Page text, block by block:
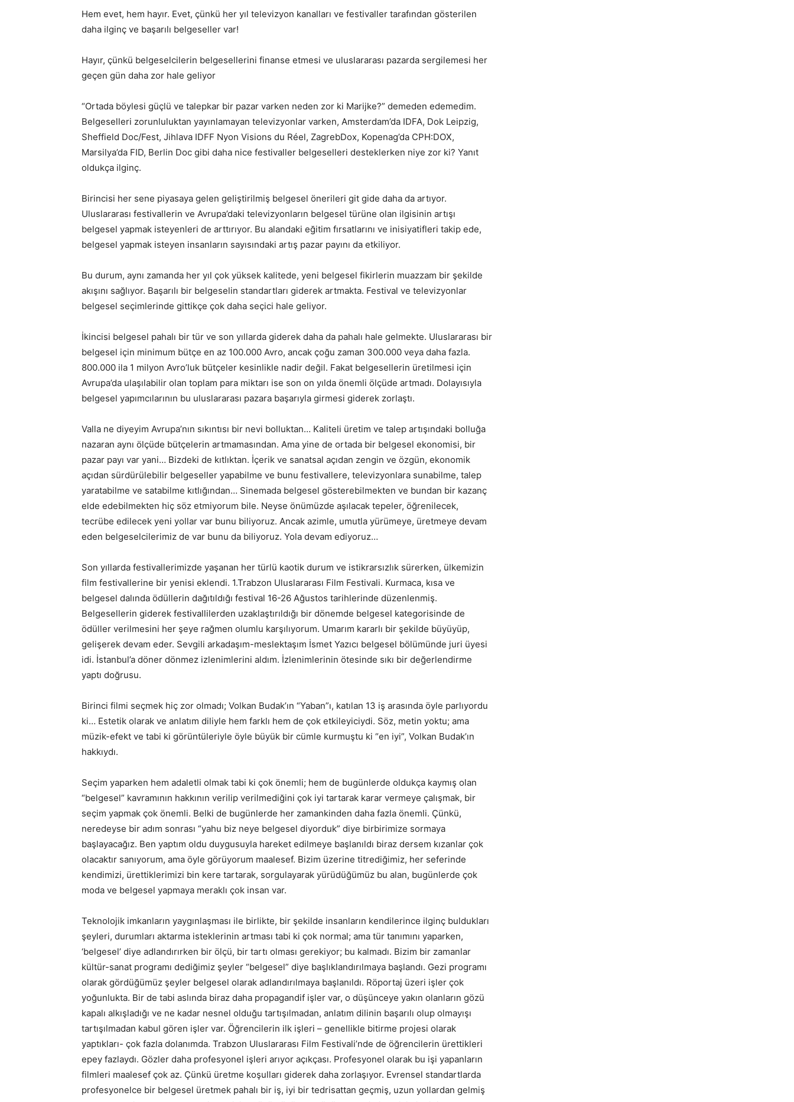
Hem evet, hem hayır. Evet, çünkü her yıl televizyon kanalları ve festivaller tarafından gösterilen
daha ilginç ve başarılı belgeseller var!
Hayır, çünkü belgeselcilerin belgesellerini finanse etmesi ve uluslararası pazarda sergilemesi her
geçen gün daha zor hale geliyor
“Ortada böylesi güçlü ve talepkar bir pazar varken neden zor ki Marijke?” demeden edemedim.
Belgeselleri zorunluluktan yayınlamayan televizyonlar varken, Amsterdam’da IDFA, Dok Leipzig,
Sheffield Doc/Fest, Jihlava IDFF Nyon Visions du Réel, ZagrebDox, Kopenag’da CPH:DOX,
Marsilya’da FID, Berlin Doc gibi daha nice festivaller belgeselleri desteklerken niye zor ki? Yanıt
oldukça ilginç.
Birincisi her sene piyasaya gelen geliştirilmiş belgesel önerileri git gide daha da artıyor.
Uluslararası festivallerin ve Avrupa’daki televizyonların belgesel türüne olan ilgisinin artışı
belgesel yapmak isteyenleri de arttırıyor. Bu alandaki eğitim fırsatlarını ve inisiyatifleri takip ede,
belgesel yapmak isteyen insanların sayısındaki artış pazar payını da etkiliyor.
Bu durum, aynı zamanda her yıl çok yüksek kalitede, yeni belgesel fikirlerin muazzam bir şekilde
akışını sağlıyor. Başarılı bir belgeselin standartları giderek artmakta. Festival ve televizyonlar
belgesel seçimlerinde gittikçe çok daha seçici hale geliyor.
İkincisi belgesel pahalı bir tür ve son yıllarda giderek daha da pahalı hale gelmekte. Uluslararası bir
belgesel için minimum bütçe en az 100.000 Avro, ancak çoğu zaman 300.000 veya daha fazla.
800.000 ila 1 milyon Avro’luk bütçeler kesinlikle nadir değil. Fakat belgesellerin üretilmesi için
Avrupa’da ulaşılabilir olan toplam para miktarı ise son on yılda önemli ölçüde artmadı. Dolayısıyla
belgesel yapımcılarının bu uluslararası pazara başarıyla girmesi giderek zorlaştı.
Valla ne diyeyim Avrupa’nın sıkıntısı bir nevi bolluktan… Kaliteli üretim ve talep artışındaki bolluğa
nazaran aynı ölçüde bütçelerin artmamasından. Ama yine de ortada bir belgesel ekonomisi, bir
pazar payı var yani… Bizdeki de kıtlıktan. İçerik ve sanatsal açıdan zengin ve özgün, ekonomik
açıdan sürdürülebilir belgeseller yapabilme ve bunu festivallere, televizyonlara sunabilme, talep
yaratabilme ve satabilme kıtlığından… Sinemada belgesel gösterebilmekten ve bundan bir kazanç
elde edebilmekten hiç söz etmiyorum bile. Neyse önümüzde aşılacak tepeler, öğrenilecek,
tecrübe edilecek yeni yollar var bunu biliyoruz. Ancak azimle, umutla yürümeye, üretmeye devam
eden belgeselcilerimiz de var bunu da biliyoruz. Yola devam ediyoruz…
Son yıllarda festivallerimizde yaşanan her türlü kaotik durum ve istikrarsızlık sürerken, ülkemizin
film festivallerine bir yenisi eklendi. 1.Trabzon Uluslararası Film Festivali. Kurmaca, kısa ve
belgesel dalında ödüllerin dağıtıldığı festival 16-26 Ağustos tarihlerinde düzenlenmiş.
Belgesellerin giderek festivallilerden uzaklaştırıldığı bir dönemde belgesel kategorisinde de
ödüller verilmesini her şeye rağmen olumlu karşılıyorum. Umarım kararlı bir şekilde büyüyüp,
gelişerek devam eder. Sevgili arkadaşım-meslektaşım İsmet Yazıcı belgesel bölümünde juri üyesi
idi. İstanbul’a döner dönmez izlenimlerini aldım. İzlenimlerinin ötesinde sıkı bir değerlendirme
yaptı doğrusu.
Birinci filmi seçmek hiç zor olmadı; Volkan Budak’ın “Yaban”ı, katılan 13 iş arasında öyle parlıyordu
ki… Estetik olarak ve anlatım diliyle hem farklı hem de çok etkileyiciydi. Söz, metin yoktu; ama
müzik-efekt ve tabi ki görüntüleriyle öyle büyük bir cümle kurmuştu ki “en iyi”, Volkan Budak’ın
hakkıydı.
Seçim yaparken hem adaletli olmak tabi ki çok önemli; hem de bugünlerde oldukça kaymış olan
“belgesel” kavramının hakkının verilip verilmediğini çok iyi tartarak karar vermeye çalışmak, bir
seçim yapmak çok önemli. Belki de bugünlerde her zamankinden daha fazla önemli. Çünkü,
neredeyse bir adım sonrası “yahu biz neye belgesel diyorduk” diye birbirimize sormaya
başlayacağız. Ben yaptım oldu duygusuyla hareket edilmeye başlanıldı biraz dersem kızanlar çok
olacaktır sanıyorum, ama öyle görüyorum maalesef. Bizim üzerine titrediğimiz, her seferinde
kendimizi, ürettiklerimizi bin kere tartarak, sorgulayarak yürüdüğümüz bu alan, bugünlerde çok
moda ve belgesel yapmaya meraklı çok insan var.
Teknolojik imkanların yaygınlaşması ile birlikte, bir şekilde insanların kendilerince ilginç buldukları
şeyleri, durumları aktarma isteklerinin artması tabi ki çok normal; ama tür tanımını yaparken,
‘belgesel’ diye adlandırırken bir ölçü, bir tartı olması gerekiyor; bu kalmadı. Bizim bir zamanlar
kültür-sanat programı dediğimiz şeyler “belgesel” diye başlıklandırılmaya başlandı. Gezi programı
olarak gördüğümüz şeyler belgesel olarak adlandırılmaya başlanıldı. Röportaj üzeri işler çok
yoğunlukta. Bir de tabi aslında biraz daha propagandif işler var, o düşünceye yakın olanların gözü
kapalı alkışladığı ve ne kadar nesnel olduğu tartışılmadan, anlatım dilinin başarılı olup olmayışı
tartışılmadan kabul gören işler var. Öğrencilerin ilk işleri – genellikle bitirme projesi olarak
yaptıkları- çok fazla dolanımda. Trabzon Uluslararası Film Festivali’nde de öğrencilerin ürettikleri
epey fazlaydı. Gözler daha profesyonel işleri arıyor açıkçası. Profesyonel olarak bu işi yapanların
filmleri maalesef çok az. Çünkü üretme koşulları giderek daha zorlaşıyor. Evrensel standartlarda
profesyonelce bir belgesel üretmek pahalı bir iş, iyi bir tedrisattan geçmiş, uzun yollardan gelmiş